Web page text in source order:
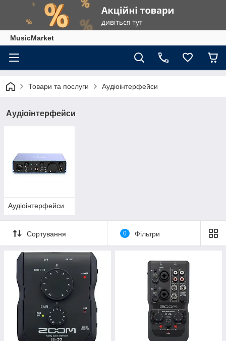
MusicMarket
Товари та послуги Аудіоінтерфейси
Аудіоінтерфейси
Аудіоінтерфейси
Сортування 0 Фільтри